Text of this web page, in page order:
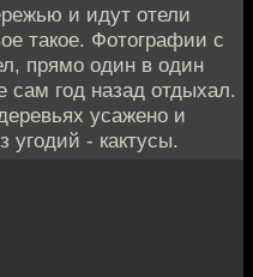
и идут отели
такое. Фотографии с
прямо один в один
сам год назад отдыхал.
усажено и
угодий - кактусы.